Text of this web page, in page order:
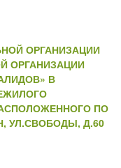
ОРГАНИЗАЦИИ
ОРГАНИЗАЦИИ
В
ПО
УЛ.СВОБОДЫ, Д.60